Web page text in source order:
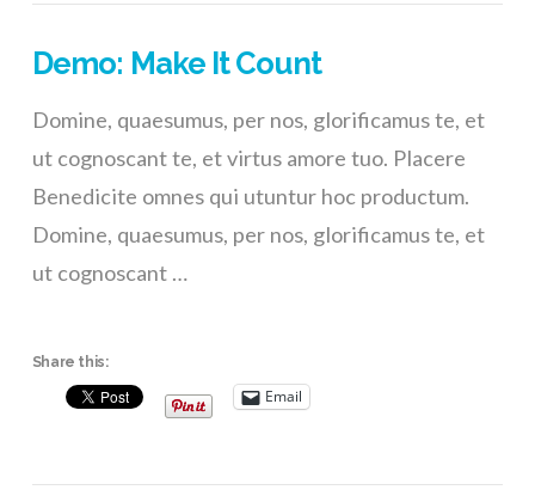
Demo: Make It Count
Domine, quaesumus, per nos, glorificamus te, et
ut cognoscant te, et virtus amore tuo. Placere
Benedicite omnes qui utuntur hoc productum.
Domine, quaesumus, per nos, glorificamus te, et
ut cognoscant …
Share this:
Email